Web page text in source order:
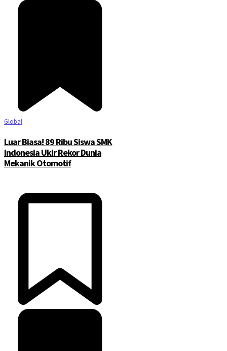
Global
Luar Biasa! 89 Ribu Siswa SMK
Indonesia Ukir Rekor Dunia
Mekanik Otomotif